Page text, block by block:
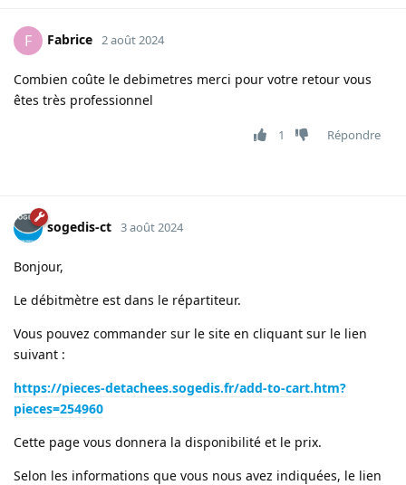
F Fabrice 2 août 2024
Combien coûte le debimetres merci pour votre retour vous
êtes très professionnel
1 Répondre
sogedis-ct 3 août 2024
Bonjour,
Le débitmètre est dans le répartiteur.
Vous pouvez commander sur le site en cliquant sur le lien
suivant :
https://pieces-detachees.sogedis.fr/add-to-cart.htm?
pieces=254960
Cette page vous donnera la disponibilité et le prix.
Selon les informations que vous nous avez indiquées, le lien